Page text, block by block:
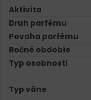
Aktivita
Druh parfému
Povaha parfému
Ročné obdobie
Typ osobnosti
Typ vône